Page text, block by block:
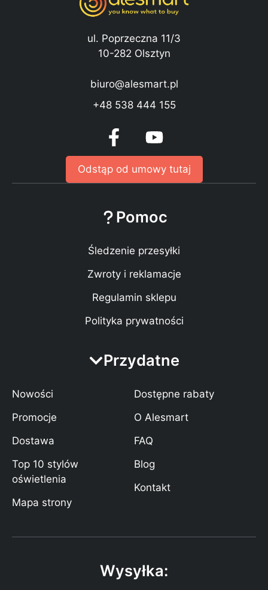
ul. Poprzeczna 11/3
10-282 Olsztyn
biuro@alesmart.pl
+48 538 444 155
Odstąp od umowy tutaj
Pomoc
Śledzenie przesyłki
Zwroty i reklamacje
Regulamin sklepu
Polityka prywatności
Przydatne
Nowości
Promocje
Dostawa
Top 10 stylów
oświetlenia
Mapa strony
Dostępne rabaty
O Alesmart
FAQ
Blog
Kontakt
Wysyłka: